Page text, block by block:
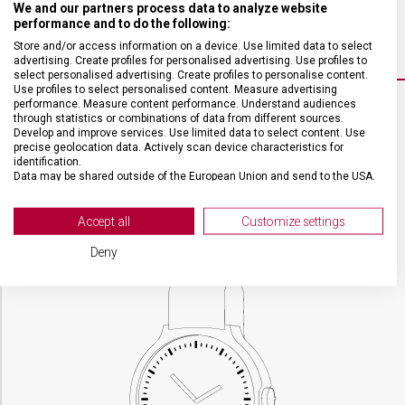
FUNKCE datum, stopky
VELIKOST
POUZDRO 43 mm
TLOUŠŤKA 12,7 mm
We and our partners process data to analyze website
performance and to do the following:
Store and/or access information on a device. Use limited data to select
advertising. Create profiles for personalised advertising. Use profiles to
select personalised advertising. Create profiles to personalise content.
Use profiles to select personalised content. Measure advertising
performance. Measure content performance. Understand audiences
through statistics or combinations of data from different sources.
Develop and improve services. Use limited data to select content. Use
precise geolocation data. Actively scan device characteristics for
identification.
Data may be shared outside of the European Union and send to the USA.
View Partner List (2 IAB Vendors)
We use your data for the following purposes:
Store and/or access information on a device
Use limited data to select advertising
Create profiles for personalised advertising
Accept all Customize settings
Deny